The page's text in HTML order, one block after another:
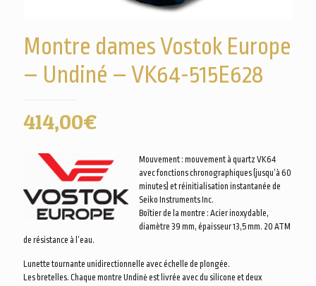
Montre dames Vostok Europe
– Undiné – VK64-515E628
414,00€
Mouvement : mouvement à quartz VK64
avec fonctions chronographiques (jusqu’à 60
minutes) et réinitialisation instantanée de
Seiko Instruments Inc.
Boîtier de la montre : Acier inoxydable,
diamètre 39 mm, épaisseur 13,5 mm. 20 ATM
de résistance à l’eau.
Lunette tournante unidirectionnelle avec échelle de plongée.
Les bretelles. Chaque montre Undinė est livrée avec du silicone et deux